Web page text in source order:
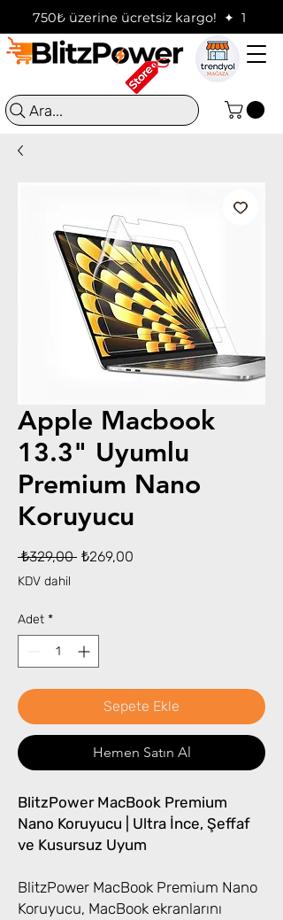
750₺ üzerine ücretsiz kargo!  ✦
Ara...
Apple Macbook
13.3" Uyumlu
Premium Nano
Koruyucu
₺329,00 Normal
₺269,00
KDV dahil
Adet *
Sepete Ekle
Hemen Satın Al
BlitzPower MacBook Premium
Nano Koruyucu | Ultra İnce, Şeffaf
ve Kusursuz Uyum
BlitzPower MacBook Premium Nano
Koruyucu, MacBook ekranlarını